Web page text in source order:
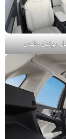
جوليان ماكس